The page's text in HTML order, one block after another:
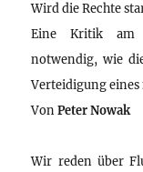
Wird die Rechte
Eine Kritik am
notwendig, wie
Verteidigung
VonPeter Nowak
Wir reden über